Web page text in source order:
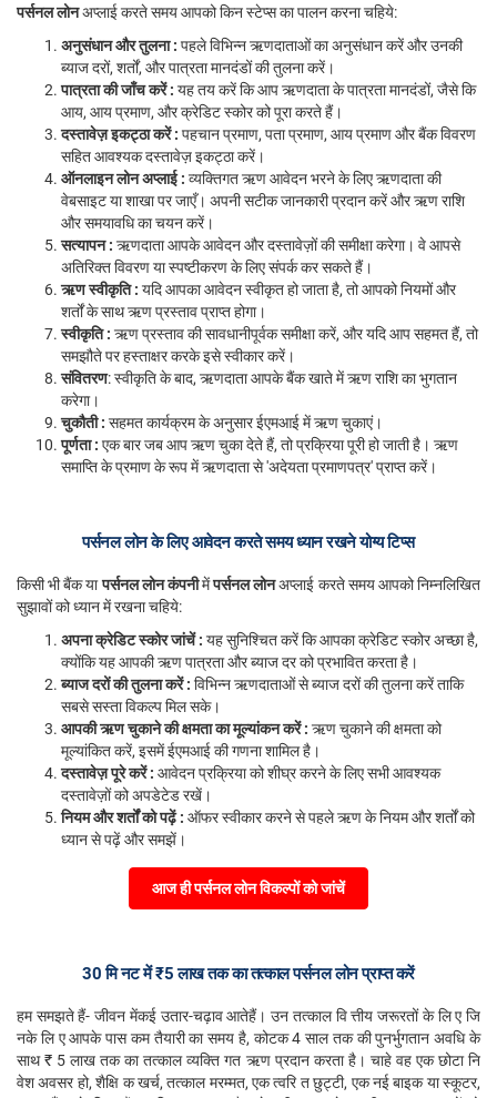
पर्सनल लोनअप्लाई करते समय आपको किन स्टेप्स का पालन करना चहिये:
अनुसंधान और तुलना : पहले विभिन्न ऋणदाताओं का अनुसंधान करें और उनकी
ब्याज दरों, शर्तों, और पात्रता मानदंडों की तुलना करें।
पात्रता की जाँच करें : यह तय करें कि आप ऋणदाता के पात्रता मानदंडों, जैसे कि
आय, आय प्रमाण, और क्रेडिट स्कोर को पूरा करते हैं।
दस्तावेज़ इकट्ठा करें : पहचान प्रमाण, पता प्रमाण, आय प्रमाण और बैंक विवरण
सहित आवश्यक दस्तावेज़ इकट्ठा करें।
ऑनलाइन लोन अप्लाई : व्यक्तिगत ऋण आवेदन भरने के लिए ऋणदाता की
वेबसाइट या शाखा पर जाएँ। अपनी सटीक जानकारी प्रदान करें और ऋण राशि
और समयावधि का चयन करें।
सत्यापन : ऋणदाता आपके आवेदन और दस्तावेज़ों की समीक्षा करेगा। वे आपसे
अतिरिक्त विवरण या स्पष्टीकरण के लिए संपर्क कर सकते हैं।
ऋण स्वीकृति : यदि आपका आवेदन स्वीकृत हो जाता है, तो आपको नियमों और
शर्तों के साथ ऋण प्रस्ताव प्राप्त होगा।
स्वीकृति : ऋण प्रस्ताव की सावधानीपूर्वक समीक्षा करें, और यदि आप सहमत हैं, तो
समझौते पर हस्ताक्षर करके इसे स्वीकार करें।
संवितरण: स्वीकृति के बाद, ऋणदाता आपके बैंक खाते में ऋण राशि का भुगतान
करेगा।
चुकौती : सहमत कार्यक्रम के अनुसार ईएमआई में ऋण चुकाएं।
पूर्णता : एक बार जब आप ऋण चुका देते हैं, तो प्रक्रिया पूरी हो जाती है। ऋण
समाप्ति के प्रमाण के रूप में ऋणदाता से 'अदेयता प्रमाणपत्र' प्राप्त करें।
पर्सनल लोन के लिए आवेदन करते समय ध्यान रखने योग्य टिप्स
किसी भी बैंक यापर्सनल लोन कंपनीमेंपर्सनल लोनअप्लाई करते समय आपको निम्नलिखित
सुझावों को ध्यान में रखना चहिये:
अपना क्रेडिट स्कोर जांचें : यह सुनिश्चित करें कि आपका क्रेडिट स्कोर अच्छा है,
क्योंकि यह आपकी ऋण पात्रता और ब्याज दर को प्रभावित करता है।
ब्याज दरों की तुलना करें : विभिन्न ऋणदाताओं से ब्याज दरों की तुलना करें ताकि
सबसे सस्ता विकल्प मिल सके।
आपकी ऋण चुकाने की क्षमता का मूल्यांकन करें : ऋण चुकाने की क्षमता को
मूल्यांकित करें, इसमें ईएमआई की गणना शामिल है।
दस्तावेज़ पूरे करें : आवेदन प्रक्रिया को शीघ्र करने के लिए सभी आवश्यक
दस्तावेज़ों को अपडेटेड रखें।
नियम और शर्तों को पढ़ें : ऑफर स्वीकार करने से पहले ऋण के नियम और शर्तों को
ध्यान से पढ़ें और समझें।
आज ही पर्सनल लोन विकल्पों को जांचें
30 मि नट में ₹5 लाख तक का तत्काल पर्सनल लोन प्राप्त करें
हम समझते हैं- जीवन मेंकई उतार-चढ़ाव आतेहैं। उन तत्काल वि त्तीय जरूरतों के लि ए जि
नके लि ए आपके पास कम तैयारी का समय है, कोटक 4 साल तक की पुनर्भुगतान अवधि के
साथ ₹ 5 लाख तक का तत्काल व्यक्ति गत ऋण प्रदान करता है। चाहे वह एक छोटा नि
वेश अवसर हो, शैक्षि क खर्च, तत्काल मरम्मत, एक त्वरि त छुट्टी, एक नई बाइक या स्कूटर,